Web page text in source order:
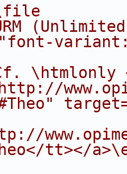
\htmlonly
tt></